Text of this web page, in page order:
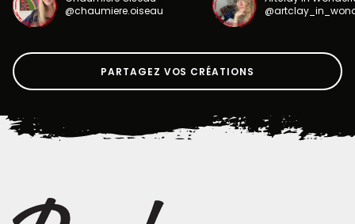
@chaumiere.oiseau
PARTAGEZ VOS CRÉATIONS